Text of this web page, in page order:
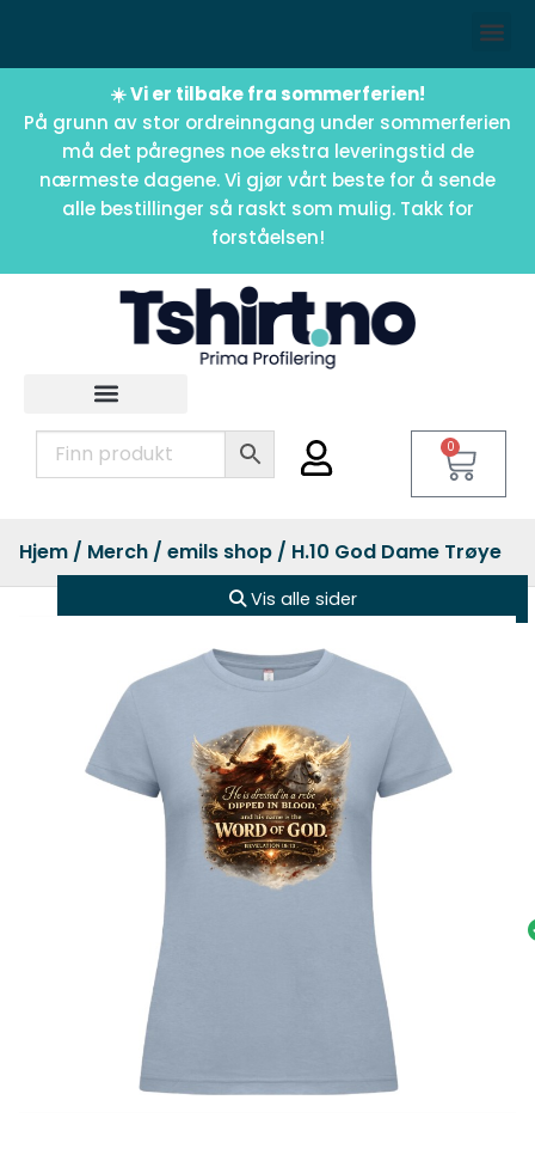
☀️ Vi er tilbake fra sommerferien!
På grunn av stor ordreinngang under sommerferien
må det påregnes noe ekstra leveringstid de
nærmeste dagene. Vi gjør vårt beste for å sende
alle bestillinger så raskt som mulig. Takk for
forståelsen!
0
Hjem / Merch / emils shop / H.10 God Dame Trøye
Vis alle sider